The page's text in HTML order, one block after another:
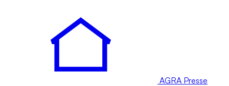
AGRA Presse